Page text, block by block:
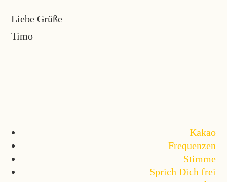
Liebe Grüße
Timo
Kakao
Frequenzen
Stimme
Sprich Dich frei